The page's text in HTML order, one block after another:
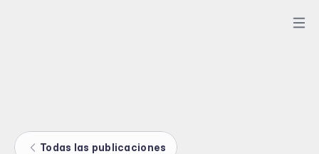
Todas las publicaciones